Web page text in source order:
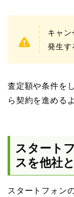
キャン
発生す
査定額や条件を
ら契約を進める
スタート
スを他社
スタートフォン